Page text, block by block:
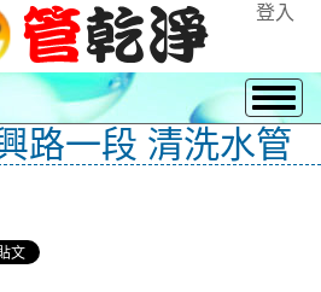
登入
路一段 清洗水管